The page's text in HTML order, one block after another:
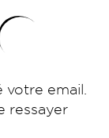
email.
ressayer